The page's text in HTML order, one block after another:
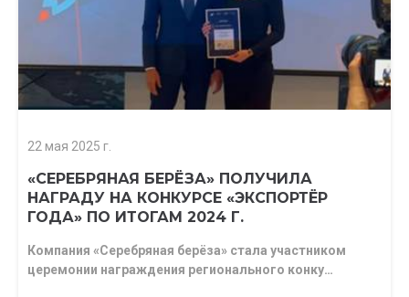
22 мая 2025 г.
«СЕРЕБРЯНАЯ БЕРЁЗА» ПОЛУЧИЛА
НАГРАДУ НА КОНКУРСЕ «ЭКСПОРТЁР
ГОДА» ПО ИТОГАМ 2024 Г.
Компания «Серебряная берёза» стала участником
церемонии награждения регионального конку…